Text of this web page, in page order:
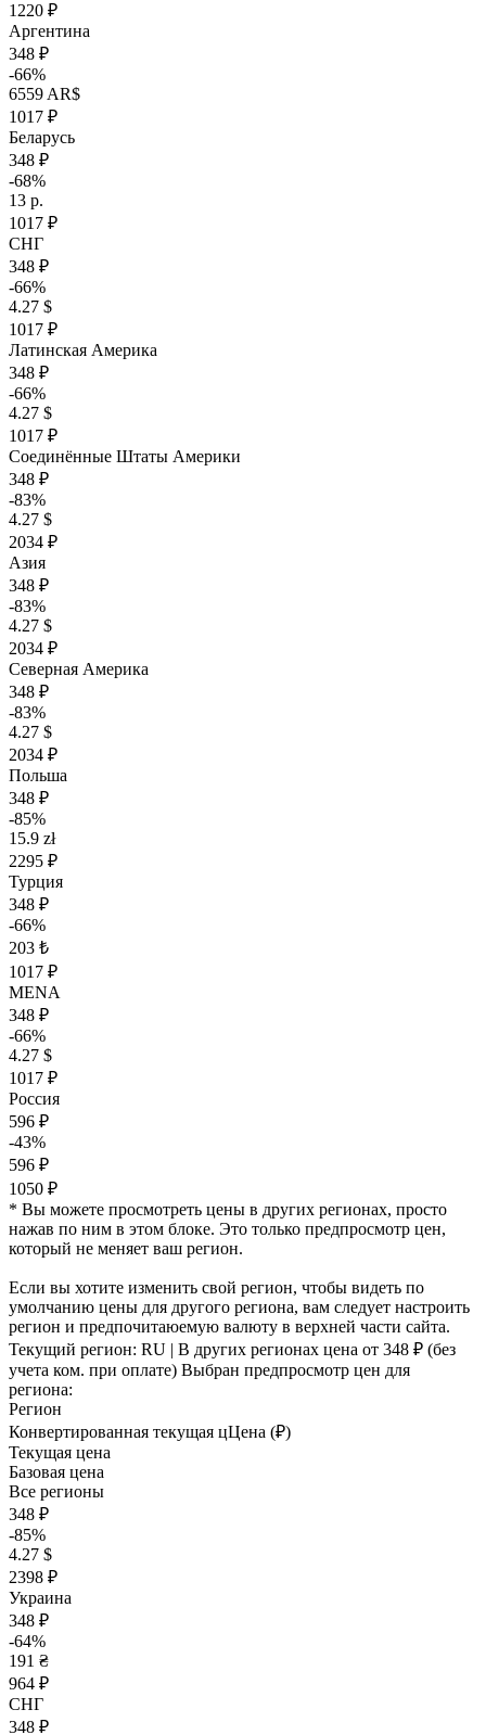
1220 ₽
Аргентина
348 ₽
-66%
6559 AR$
1017 ₽
Беларусь
348 ₽
-68%
13 р.
1017 ₽
СНГ
348 ₽
-66%
4.27 $
1017 ₽
Латинская Америка
348 ₽
-66%
4.27 $
1017 ₽
Соединённые Штаты Америки
348 ₽
-83%
4.27 $
2034 ₽
Азия
348 ₽
-83%
4.27 $
2034 ₽
Северная Америка
348 ₽
-83%
4.27 $
2034 ₽
Польша
348 ₽
-85%
15.9 zł
2295 ₽
Турция
348 ₽
-66%
203 ₺
1017 ₽
MENA
348 ₽
-66%
4.27 $
1017 ₽
Россия
596 ₽
-43%
596 ₽
1050 ₽
* Вы можете просмотреть цены в других регионах, просто
нажав по ним в этом блоке. Это только предпросмотр цен,
который не меняет ваш регион.
Если вы хотите изменить свой регион, чтобы видеть по
умолчанию цены для другого региона, вам следует настроить
регион и предпочитаюемую валюту в верхней части сайта.
Текущий регион: RU | В других регионах цена от 348 ₽ (без
учета ком. при оплате) Выбран предпросмотр цен для
региона:
Регион
Конвертированная текущая цЦена (₽)
Текущая цена
Базовая цена
Все регионы
348 ₽
-85%
4.27 $
2398 ₽
Украина
348 ₽
-64%
191 ₴
964 ₽
СНГ
348 ₽